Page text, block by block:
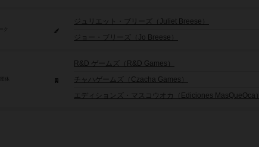
ク
ジュリエット・ブリーズ（Juliet Breese）
ジョー・ブリーズ（Jo Breese）
R&D ゲームズ（R&D Games）
チャハゲームズ（Czacha Games）
エディションズ・マスコウオカ（Ediciones MasQueOca）